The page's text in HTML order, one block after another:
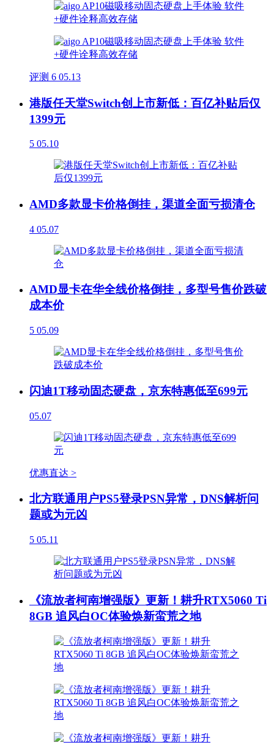
评测 6 05.13
港版任天堂Switch创上市新低：百亿补贴后仅
1399元
5 05.10
AMD多款显卡价格倒挂，渠道全面亏损清仓
4 05.07
AMD显卡在华全线价格倒挂，多型号售价跌破
成本价
5 05.09
闪迪1T移动固态硬盘，京东特惠低至699元
05.07
优惠直达 >
北方联通用户PS5登录PSN异常，DNS解析问
题或为元凶
5 05.11
《流放者柯南增强版》更新！耕升RTX5060 Ti
8GB 追风白OC体验焕新蛮荒之地